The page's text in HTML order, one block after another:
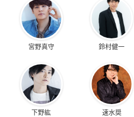
宮野真守 鈴村健一
下野紘 速水奨